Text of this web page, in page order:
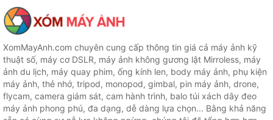
XomMayAnh.com chuyên cung cấp thông tin giá cả máy ảnh kỹ
thuật số, máy cơ DSLR, máy ảnh không gương lật Mirroless, máy
ảnh du lịch, máy quay phim, ống kính len, body máy ảnh, phụ kiện
máy ảnh, thẻ nhớ, tripod, monopod, gimbal, pin máy ảnh, drone,
flycam, camera giám sát, cam hành trình, balo túi xách dây đeo
máy ảnh phong phú, đa dạng, dễ dàng lựa chọn... Bằng khả năng